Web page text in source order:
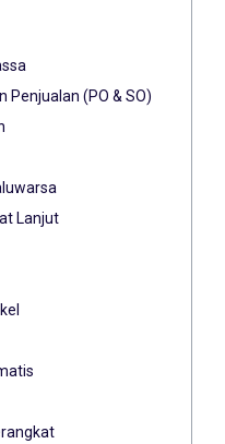
Penjualan (PO & SO)
Lanjut